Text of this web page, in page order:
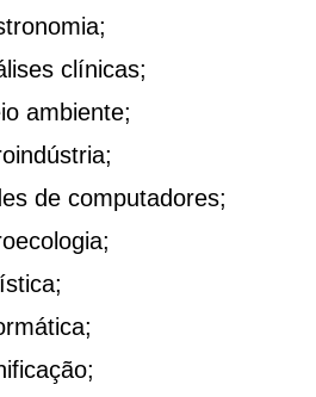
clínicas;
ambiente;
de computadores;